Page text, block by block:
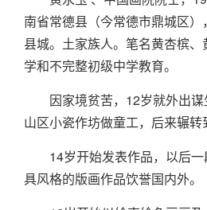
南省常德县（今常德市鼎城区
县城。土家族人。笔名黄杏槟
学和不完整初级中学教育。
因家境贫苦，12岁就外出
山区小瓷作坊做童工，后来辗转
14岁开始发表作品，以后
具风格的版画作品饮誉国内外。